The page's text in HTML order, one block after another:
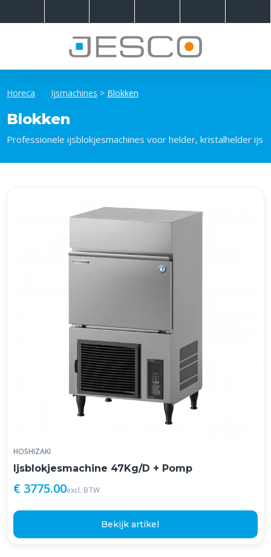
Horeca Ijsmachines > Blokken
Blokken
Professionele ijsblokjesmachines voor helder, kristalhelder ijs
HOSHIZAKI
Ijsblokjesmachine 47Kg/D + Pomp
€ 3775.00excl. BTW
Bekijk artikel